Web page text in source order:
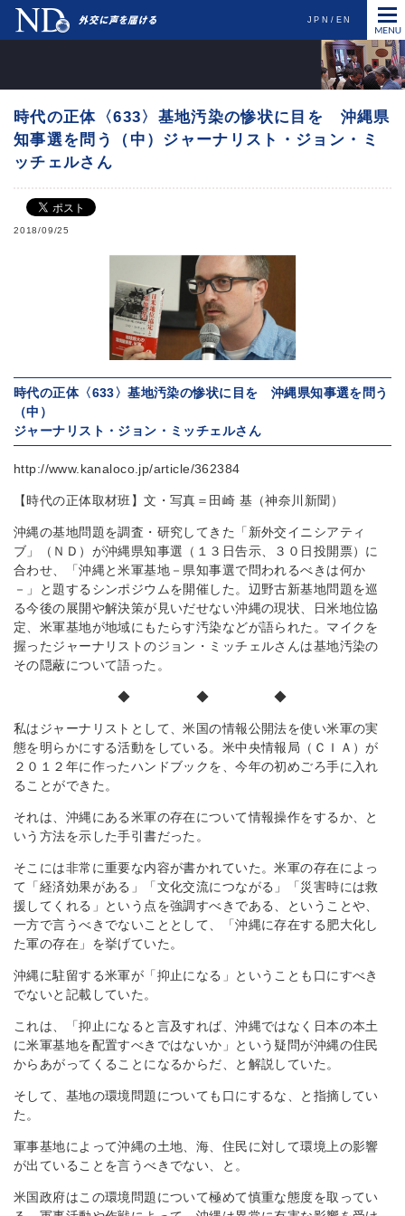
JPN EN
時代の正体〈633〉基地汚染の惨状に目を 沖縄県
知事選を問う（中）ジャーナリスト・ジョン・ミ
ッチェルさん
2018/09/25
時代の正体〈633〉基地汚染の惨状に目を 沖縄県知事選を問う
（中）
ジャーナリスト・ジョン・ミッチェルさん
http://www.kanaloco.jp/article/362384
【時代の正体取材班】文・写真＝田崎 基（神奈川新聞）
沖縄の基地問題を調査・研究してきた「新外交イニシアティ
ブ」（ＮＤ）が沖縄県知事選（１３日告示、３０日投開票）に
合わせ、「沖縄と米軍基地－県知事選で問われるべきは何か
－」と題するシンポジウムを開催した。辺野古新基地問題を巡
る今後の展開や解決策が見いだせない沖縄の現状、日米地位協
定、米軍基地が地域にもたらす汚染などが語られた。マイクを
握ったジャーナリストのジョン・ミッチェルさんは基地汚染の
その隠蔽について語った。
◆ ◆ ◆
私はジャーナリストとして、米国の情報公開法を使い米軍の実
態を明らかにする活動をしている。米中央情報局（ＣＩＡ）が
２０１２年に作ったハンドブックを、今年の初めごろ手に入れ
ることができた。
それは、沖縄にある米軍の存在について情報操作をするか、と
いう方法を示した手引書だった。
そこには非常に重要な内容が書かれていた。米軍の存在によっ
て「経済効果がある」「文化交流につながる」「災害時には救
援してくれる」という点を強調すべきである、ということや、
一方で言うべきでないこととして、「沖縄に存在する肥大化し
た軍の存在」を挙げていた。
沖縄に駐留する米軍が「抑止になる」ということも口にすべき
でないと記載していた。
これは、「抑止になると言及すれば、沖縄ではなく日本の本土
に米軍基地を配置すべきではないか」という疑問が沖縄の住民
からあがってくることになるからだ、と解説していた。
そして、基地の環境問題についても口にするな、と指摘してい
た。
軍事基地によって沖縄の土地、海、住民に対して環境上の影響
が出ていることを言うべきでない、と。
米国政府はこの環境問題について極めて慎重な態度を取ってい